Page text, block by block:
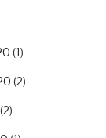
(1)
(2)
(2)